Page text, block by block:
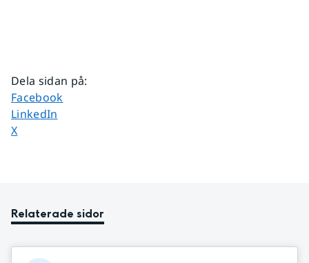
Dela sidan på:
Dela sidan på
Facebook
Dela sidan på
LinkedIn
Dela sidan på
X
Relaterade sidor